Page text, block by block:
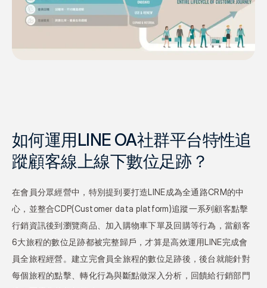
如何運用LINE OA社群平台特性追
蹤顧客線上線下數位足跡？
在會員分眾經營中，特別提到要打造LINE成為全通路CRM的中
心，並整合CDP(Customer data platform)追蹤一系列顧客點擊
行銷資訊後到瀏覽商品、加入購物車下單及回購等行為，當顧客
6大旅程的數位足跡都被完整歸戶，才算是高效運用LINE完成會
員全旅程經營。建立完會員全旅程的數位足跡後，後台就能針對
每個旅程的點擊、轉化行為與斷點做深入分析，回饋給行銷部門